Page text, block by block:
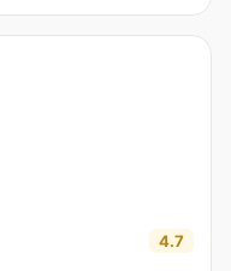
4.7